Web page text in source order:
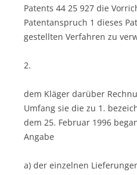
Patents 44 25 927 die
Patentanspruch 1 dieses
gestellten Verfahren zu
2.
dem Kläger darüber
Umfang sie die zu 1.
dem 25. Februar 1996
Angabe
a) der einzelnen